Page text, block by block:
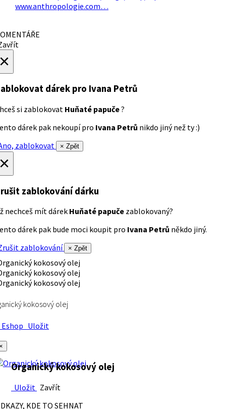
www.anthropologie.com…
dárek pro Ivana Petrů
si zablokovat Huňaté papuče?
dárek pak nekoupí pro Ivana Petrů nikdo jiný než ty :)
zablokovat
× Zpět
zablokování dárku
nechceš mít dárek Huňaté papuče zablokovaný?
dárek pak bude moci koupit pro Ivana Petrů někdo jiný.
zablokování
× Zpět
kokosový olej
Uložit
Organický kokosový olej
Uložit Zavřít
KDE TO SEHNAT